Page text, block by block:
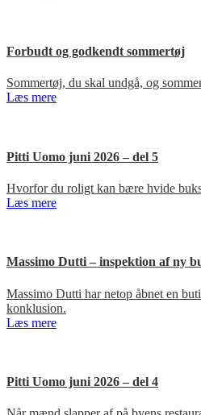
Forbudt og godkendt sommertøj
Sommertøj, du skal undgå, og
Læs mere
Pitti Uomo juni 2026 – del 5
Hvorfor du roligt kan bære hvide
Læs mere
Massimo Dutti – inspektion af ny
Massimo Dutti har netop åbnet en
konklusion.
Læs mere
Pitti Uomo juni 2026 – del 4